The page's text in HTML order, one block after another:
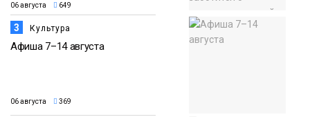
06 августа 649
3 Культура
Афиша 7–14 августа
06 августа 369